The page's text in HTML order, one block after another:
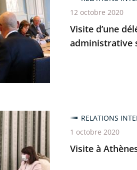
Visite d’une
administrative
12 octobre 2020
Visite à
RELATIONS
1 octobre 2020